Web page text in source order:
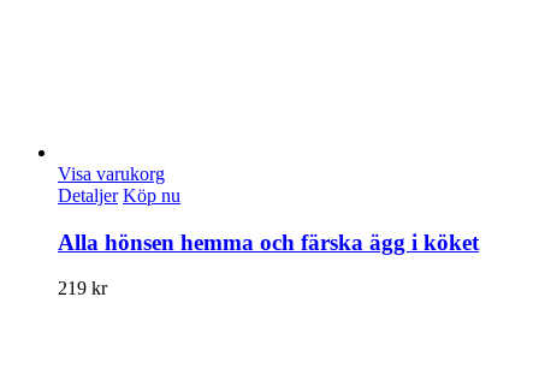
Visa varukorg
Detaljer Köp nu
Alla hönsen hemma och färska ägg i köket
219 kr